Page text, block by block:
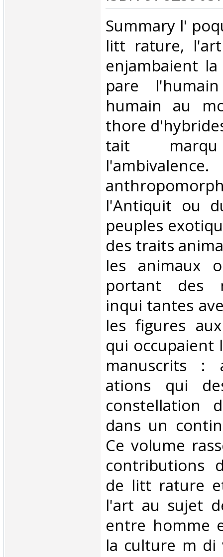
‎Summary l'
litt rature,
enjambaient
pare
humain au
thore
tait
l'Antiquit ou
peuples
des traits
les animaux
portant des
inqui tantes
les figures
qui occupaient
manuscrits :
ations qui
constellation
dans un
Ce volume
contributions
de litt rature
l'art au sujet
entre homme
la culture m di